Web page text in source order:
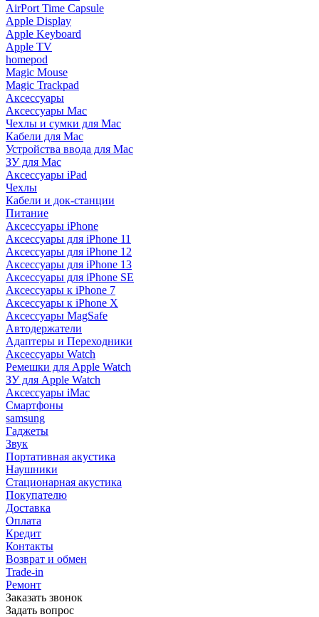
AirPort Time Capsule
Apple Display
Apple Keyboard
Apple TV
homepod
Magic Mouse
Magic Trackpad
Аксессуары
Аксессуары Mac
Чехлы и сумки для Mac
Кабели для Mac
Устройства ввода для Mac
ЗУ для Mac
Аксессуары iPad
Чехлы
Кабели и док-станции
Питание
Аксессуары iPhone
Аксессуары для iPhone 11
Аксессуары для iPhone 12
Аксессуары для iPhone 13
Аксессуары для iPhone SE
Аксессуары к iPhone 7
Аксессуары к iPhone X
Аксессуары MagSafe
Автодержатели
Адаптеры и Переходники
Аксессуары Watch
Ремешки для Apple Watch
ЗУ для Apple Watch
Аксессуары iMac
Смартфоны
samsung
Гаджеты
Звук
Портативная акустика
Наушники
Стационарная акустика
Покупателю
Доставка
Оплата
Кредит
Контакты
Возврат и обмен
Trade-in
Ремонт
Заказать звонок
Задать вопрос